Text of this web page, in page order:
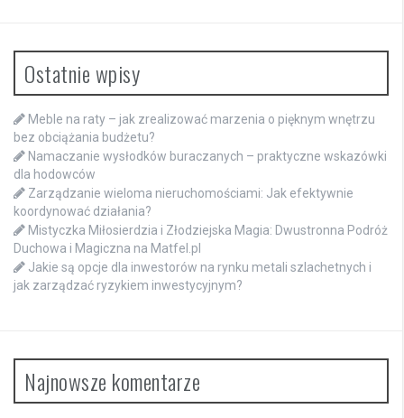
Ostatnie wpisy
Meble na raty – jak zrealizować marzenia o pięknym wnętrzu
bez obciążania budżetu?
Namaczanie wysłodków buraczanych – praktyczne wskazówki
dla hodowców
Zarządzanie wieloma nieruchomościami: Jak efektywnie
koordynować działania?
Mistyczka Miłosierdzia i Złodziejska Magia: Dwustronna Podróż
Duchowa i Magiczna na Matfel.pl
Jakie są opcje dla inwestorów na rynku metali szlachetnych i
jak zarządzać ryzykiem inwestycyjnym?
Najnowsze komentarze